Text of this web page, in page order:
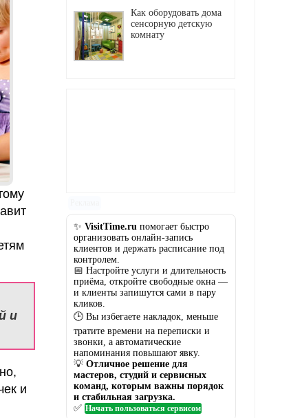
и
и
Как оборудовать дома
сенсорную детскую
комнату
✨ VisitTime.ru помогает быстро
организовать онлайн-запись
клиентов и держать расписание под
контролем.
📅 Настройте услуги и длительность
приёма, откройте свободные окна —
и клиенты запишутся сами в пару
кликов.
🕒 Вы избегаете накладок, меньше
тратите времени на переписки и
звонки, а автоматические
напоминания повышают явку.
💡 Отличное решение для
мастеров, студий и сервисных
команд, которым важны порядок
и стабильная загрузка.
✅ Начать пользоваться сервисом